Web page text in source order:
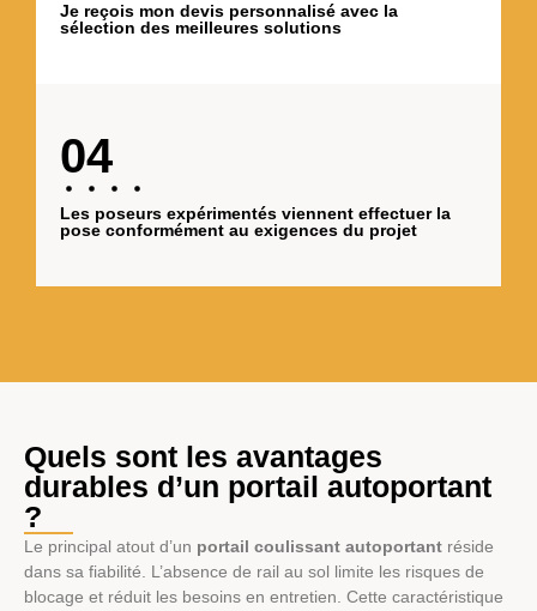
Je reçois mon devis personnalisé avec la
sélection des meilleures solutions
04
Les poseurs expérimentés viennent effectuer la
pose conformément au exigences du projet
Quels sont les avantages
durables d’un portail autoportant
?
Le principal atout d’un portail coulissant autoportant réside
dans sa fiabilité. L’absence de rail au sol limite les risques de
blocage et réduit les besoins en entretien. Cette caractéristique